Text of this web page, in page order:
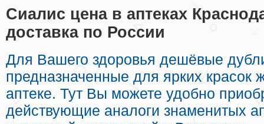
Сиалис цена в аптеках
доставка по России
Для Вашего здоровья дешёвые
предназначенные для ярких красок
аптеке. Тут Вы можете удобно
действующие аналоги знаменитых